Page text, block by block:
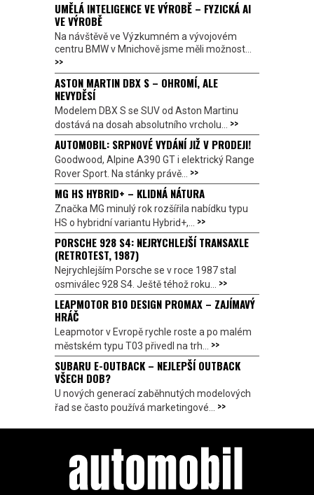
UMĚLÁ INTELIGENCE VE VÝROBĚ – FYZICKÁ AI
VE VÝROBĚ
Na návštěvě ve Výzkumném a vývojovém
centru BMW v Mnichově jsme měli možnost...
>>
ASTON MARTIN DBX S – OHROMÍ, ALE
NEVYDĚSÍ
Modelem DBX S se SUV od Aston Martinu
dostává na dosah absolutního vrcholu... >>
AUTOMOBIL: SRPNOVÉ VYDÁNÍ JIŽ V PRODEJI!
Goodwood, Alpine A390 GT i elektrický Range
Rover Sport. Na stánky právě... >>
MG HS HYBRID+ – KLIDNÁ NÁTURA
Značka MG minulý rok rozšířila nabídku typu
HS o hybridní variantu Hybrid+,... >>
PORSCHE 928 S4: NEJRYCHLEJŠÍ TRANSAXLE
(RETROTEST, 1987)
Nejrychlejším Porsche se v roce 1987 stal
osmiválec 928 S4. Ještě téhož roku... >>
LEAPMOTOR B10 DESIGN PROMAX – ZAJÍMAVÝ
HRÁČ
Leapmotor v Evropě rychle roste a po malém
městském typu T03 přivedl na trh... >>
SUBARU E-OUTBACK – NEJLEPŠÍ OUTBACK
VŠECH DOB?
U nových generací zaběhnutých modelových
řad se často používá marketingové... >>